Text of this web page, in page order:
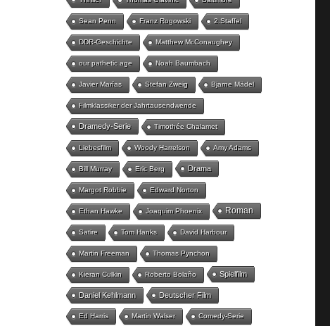
Sean Penn Franz Rogowski 2.Staffel
DDR-Geschichte Matthew McConaughey
our pathetic age Noah Baumbach
Javier Marías Stefan Zweig Bjarne Mädel
Filmklassiker der Jahrtausendwende
Dramedy-Serie Timothée Chalamet
Liebesfilm Woody Harrelson Amy Adams
Bill Murray Eric Berg Drama
Margot Robbie Edward Norton
Ethan Hawke Joaquim Phoenix Roman
Satire Tom Hanks David Harbour
Martin Freeman Thomas Pynchon
Kieran Culkin Roberto Bolaño Spielfilm
Daniel Kehlmann Deutscher Film
Ed Harris Martin Walser Comedy-Serie